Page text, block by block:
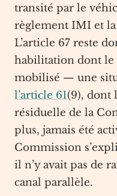
transité par le
règlement IMI et
L’article 67 reste
habilitation dont le
mobilisé — une
l’article 61(9), dont
résiduelle de la
plus, jamais été
Commission
il n’y avait pas de
canal parallèle.